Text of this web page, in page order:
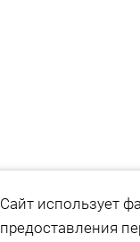
Сайт использует
предоставления